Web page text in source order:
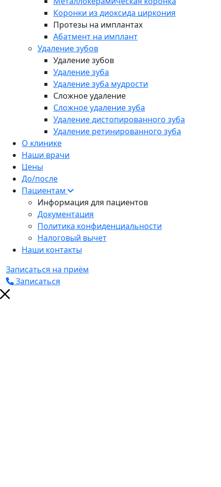
Коронки из диоксида циркония
Протезы на имплантах
Абатмент на имплант
Удаление зубов
Удаление зубов
Удаление зуба
Удаление зуба мудрости
Сложное удаление
Сложное удаление зуба
Удаление дистопированного зуба
Удаление ретинированного зуба
О клинике
Наши врачи
Цены
До/после
Пациентам
Информация для пациентов
Документация
Политика конфиденциальности
Налоговый вычет
Наши контакты
Записаться на приём
Записаться